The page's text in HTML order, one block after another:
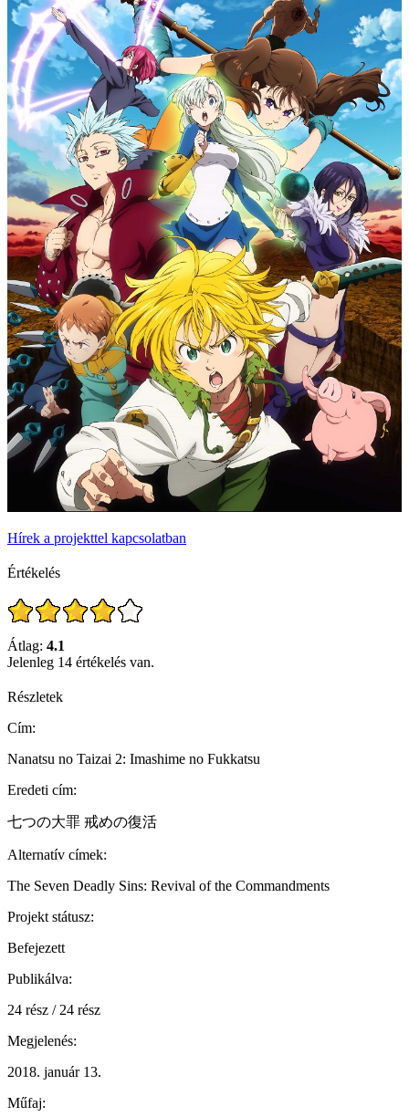
Hírek a projekttel kapcsolatban
Értékelés
Átlag: 4.1
Jelenleg 14 értékelés van.
Részletek
Cím:
Nanatsu no Taizai 2: Imashime no Fukkatsu
Eredeti cím:
七つの大罪 戒めの復活
Alternatív címek:
The Seven Deadly Sins: Revival of the Commandments
Projekt státusz:
Befejezett
Publikálva:
24 rész / 24 rész
Megjelenés:
2018. január 13.
Műfaj: